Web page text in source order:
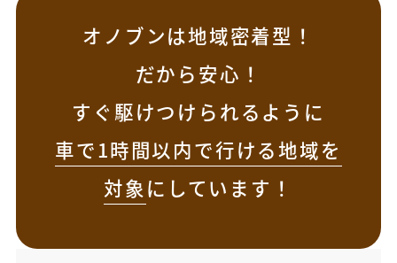
オノブンは地域密着型！
だから安心！
すぐ駆けつけられるように
車で1時間以内で行ける地域を
対象にしています！